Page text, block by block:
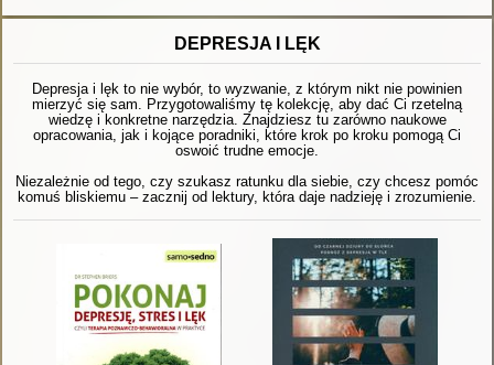
DEPRESJA I LĘK
Depresja i lęk to nie wybór, to wyzwanie, z którym nikt nie powinien
mierzyć się sam. Przygotowaliśmy tę kolekcję, aby dać Ci rzetelną
wiedzę i konkretne narzędzia. Znajdziesz tu zarówno naukowe
opracowania, jak i kojące poradniki, które krok po kroku pomogą Ci
oswoić trudne emocje.
Niezależnie od tego, czy szukasz ratunku dla siebie, czy chcesz pomóc
komuś bliskiemu – zacznij od lektury, która daje nadzieję i zrozumienie.